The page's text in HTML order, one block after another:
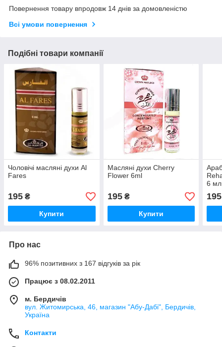
Повернення товару впродовж 14 днів за домовленістю
Всі умови повернення
Подібні товари компанії
Чоловічі масляні духи Al
Fares
195 ₴
Купити
Масляні духи Cherry
Flower 6ml
195₴
Купити
6 мл
195
Про нас
96% позитивних з 167 відгуків за рік
Працює з 08.02.2011
м. Бердичів
вул. Житомирська, 46, магазин "Абу-Дабі", Бердичів,
Україна
Контакти